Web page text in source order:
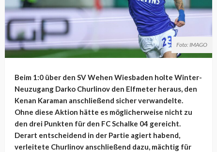
Foto: IMAGO
Beim 1:0 über den SV Wehen Wiesbaden holte Winter-
Neuzugang Darko Churlinov den Elfmeter heraus, den
Kenan Karaman anschließend sicher verwandelte.
Ohne diese Aktion hätte es möglicherweise nicht zu
den drei Punkten für den FC Schalke 04 gereicht.
Derart entscheidend in der Partie agiert habend,
verleitete Churlinov anschließend dazu, mächtig für